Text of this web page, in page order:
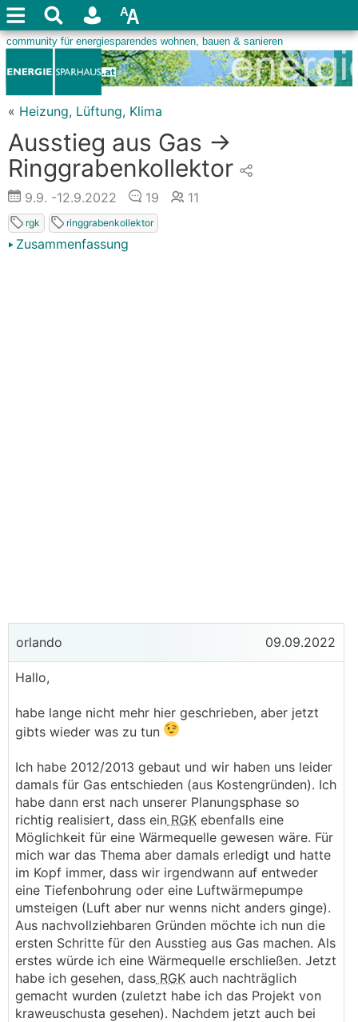
« Heizung, Lüftung, Klima
Ausstieg aus Gas ->
Ringgrabenkollektor
9.9. -12.9.2022 19 11
rgk ringgrabenkollektor
Zusammenfassung
orlando 09.09.2022
Hallo,
habe lange nicht mehr hier geschrieben, aber jetzt
gibts wieder was zu tun
Ich habe 2012/2013 gebaut und wir haben uns leider
damals für Gas entschieden (aus Kostengründen). Ich
habe dann erst nach unserer Planungsphase so
richtig realisiert, dass ein RGK ebenfalls eine
Möglichkeit für eine Wärmequelle gewesen wäre. Für
mich war das Thema aber damals erledigt und hatte
im Kopf immer, dass wir irgendwann auf entweder
eine Tiefenbohrung oder eine Luftwärmepumpe
umsteigen (Luft aber nur wenns nicht anders ginge).
Aus nachvollziehbaren Gründen möchte ich nun die
ersten Schritte für den Ausstieg aus Gas machen. Als
erstes würde ich eine Wärmequelle erschließen. Jetzt
habe ich gesehen, dass RGK auch nachträglich
gemacht wurden (zuletzt habe ich das Projekt von
kraweuschusta gesehen). Nachdem jetzt auch bei